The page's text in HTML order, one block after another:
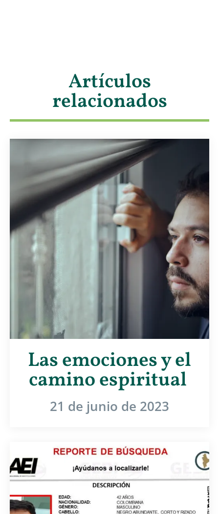
Artículos
relacionados
Las emociones y el
camino espiritual
21 de junio de 2023